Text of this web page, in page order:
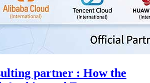
partner : How the